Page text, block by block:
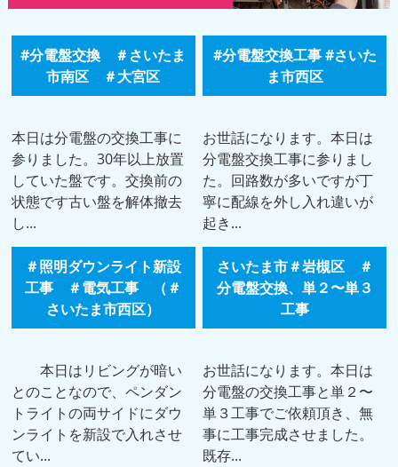
#分電盤交換 ＃さいたま
市南区 ＃大宮区
本日は分電盤の交換工事に
参りました。30年以上放置
していた盤です。交換前の
状態です古い盤を解体撤去
し...
#分電盤交換工事 #さいた
ま市西区
お世話になります。本日は
分電盤交換工事に参りまし
た。回路数が多いですが丁
寧に配線を外し入れ違いが
起き...
＃照明ダウンライト新設
工事 ＃電気工事 （＃
さいたま市西区）
本日はリビングが暗い
とのことなので、ペンダン
トライトの両サイドにダウ
ンライトを新設で入れさせ
てい...
さいたま市＃岩槻区 ＃
分電盤交換、単２〜単３
工事
お世話になります。本日は
分電盤の交換工事と単２〜
単３工事でご依頼頂き、無
事に工事完成させました。
既存...